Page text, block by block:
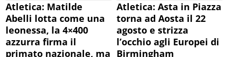
Atletica: Matilde
Abelli lotta come una
leonessa, la 4×400
azzurra firma il
primato nazionale, ma
Atletica: Asta in Piazza
torna ad Aosta il 22
agosto e strizza
l’occhio agli Europei di
Birmingham